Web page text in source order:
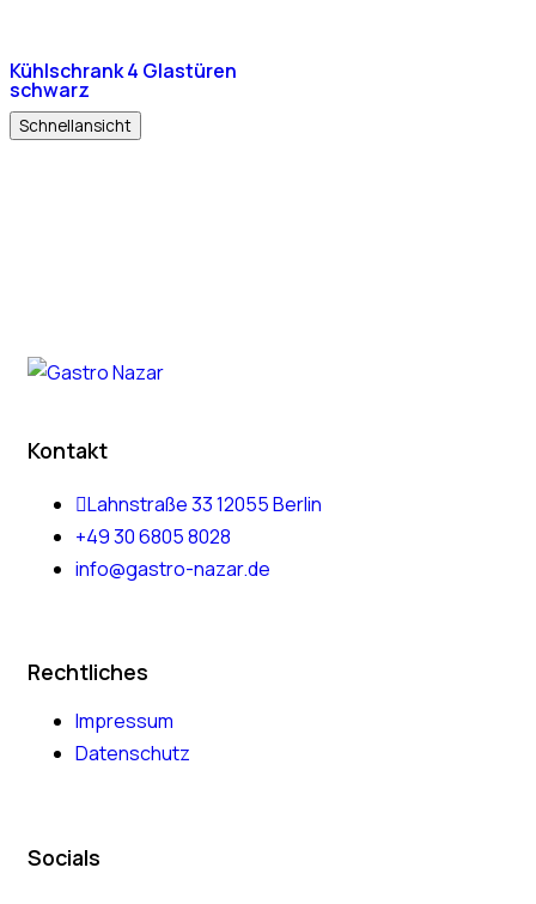
Kühlschrank 4 Glastüren
schwarz
Schnellansicht
Kontakt
Lahnstraße 33 12055 Berlin
+49 30 6805 8028
info@gastro-nazar.de
Rechtliches
Impressum
Datenschutz
Socials